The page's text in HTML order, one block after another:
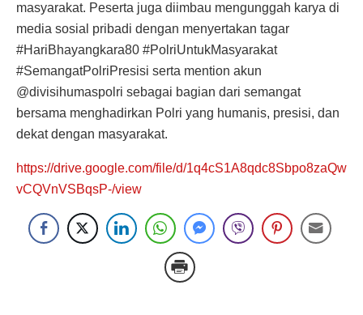
masyarakat. Peserta juga diimbau mengunggah karya di
media sosial pribadi dengan menyertakan tagar
#HariBhayangkara80 #PolriUntukMasyarakat
#SemangatPolriPresisi serta mention akun
@divisihumaspolri sebagai bagian dari semangat
bersama menghadirkan Polri yang humanis, presisi, dan
dekat dengan masyarakat.
https://drive.google.com/file/d/1q4cS1A8qdc8Sbpo8zaQw
vCQVnVSBqsP-/view